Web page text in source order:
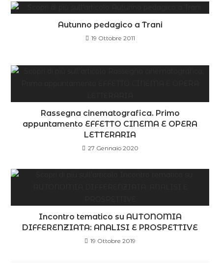
Autunno pedagico a Trani
19 Ottobre 2011
Rassegna cinematografica. Primo
appuntamento EFFETTO CINEMA E OPERA
LETTERARIA
27 Gennaio 2020
Incontro tematico su AUTONOMIA
DIFFERENZIATA: ANALISI E PROSPETTIVE
19 Ottobre 2019